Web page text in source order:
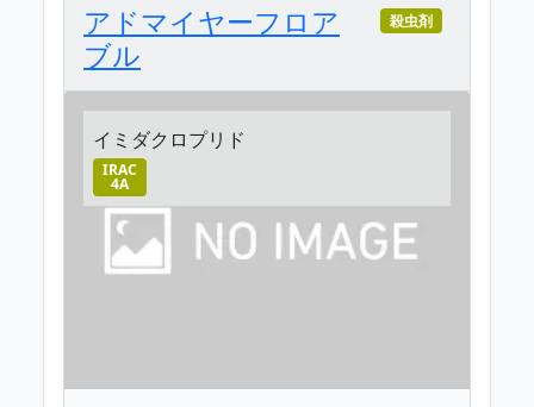
アドマイヤーフロア
ブル
殺虫剤
イミダクロプリド
IRAC
4A